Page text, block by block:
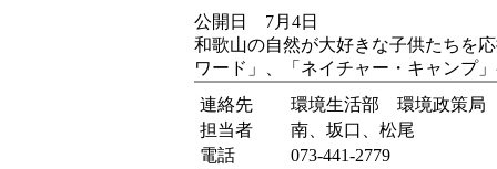
公開日 7月4日
和歌山の自然が大好きな子供たちを
ワード」、「ネイチャー・キャンプ
連絡先
環境生活部 環境政策局
担当者
南、坂口、松尾
電話
073-441-2779